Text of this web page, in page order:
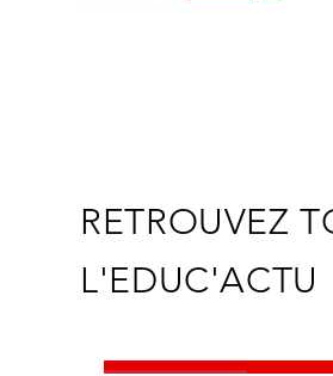
RETROUVEZ
L'EDUC'ACTU